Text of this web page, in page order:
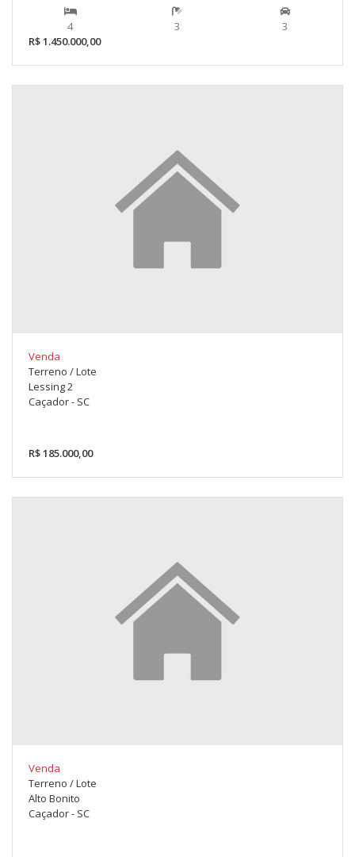
4 3
3
R$ 1.450.000,00
Venda
Terreno / Lote
Lessing 2
Caçador - SC
R$ 185.000,00
Venda
Terreno / Lote
Alto Bonito
Caçador - SC